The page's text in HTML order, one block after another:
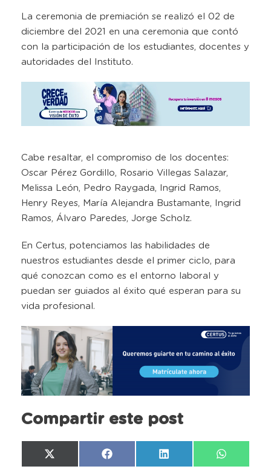
La ceremonia de premiación se realizó el 02 de
diciembre del 2021 en una ceremonia que contó
con la participación de los estudiantes, docentes y
autoridades del Instituto.
Cabe resaltar, el compromiso de los docentes:
Oscar Pérez Gordillo, Rosario Villegas Salazar,
Melissa León, Pedro Raygada, Ingrid Ramos,
Henry Reyes, María Alejandra Bustamante, Ingrid
Ramos, Álvaro Paredes, Jorge Scholz.
En Certus, potenciamos las habilidades de
nuestros estudiantes desde el primer ciclo, para
qué conozcan como es el entorno laboral y
puedan ser guiados al éxito qué esperan para su
vida profesional.
Compartir este post
Compartir
en
X
(Twitter)
Compartir
en
Facebook
Compartir
en
LinkedIn
Compartir
en